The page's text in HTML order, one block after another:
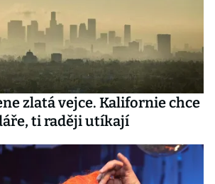
zlatá vejce. Kalifornie chce
ti raději utíkají